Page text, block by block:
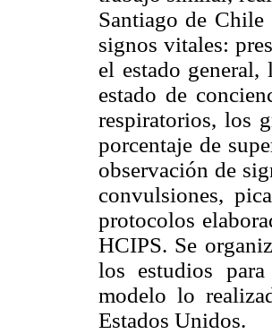
Santiago de
signos vitales:
el estado general,
estado de
respiratorios, los
porcentaje de
observación de
convulsiones,
protocolos
HCIPS. Se
los estudios
modelo lo
Estados Unidos.